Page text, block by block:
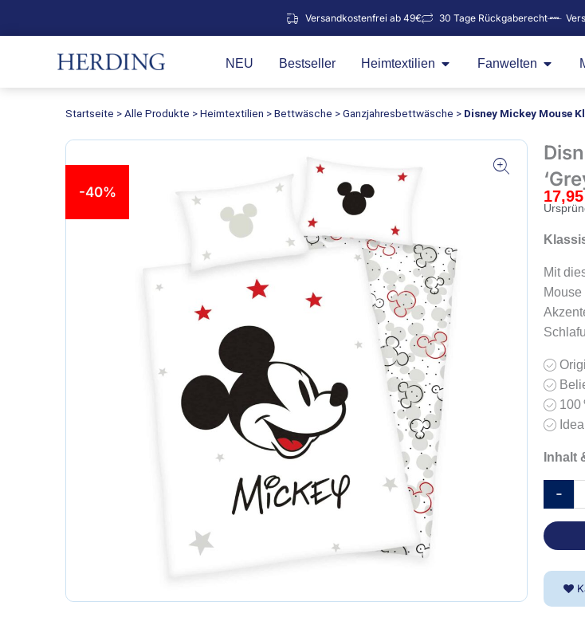
Versandkostenfrei ab 49€ 30 Tage Rückgaberecht
NEU Bestseller Heimtextilien Öffne Heimtextilien
Fanwelten Öffne
Startseite >Alle Produkte >Heimtextilien >Bettwäsche >Ganzjahresbettwäsche > Disney Mickey Mouse
-40%
Mit
100
Inhalt
-
Mickey
Mouse
Set
Red'